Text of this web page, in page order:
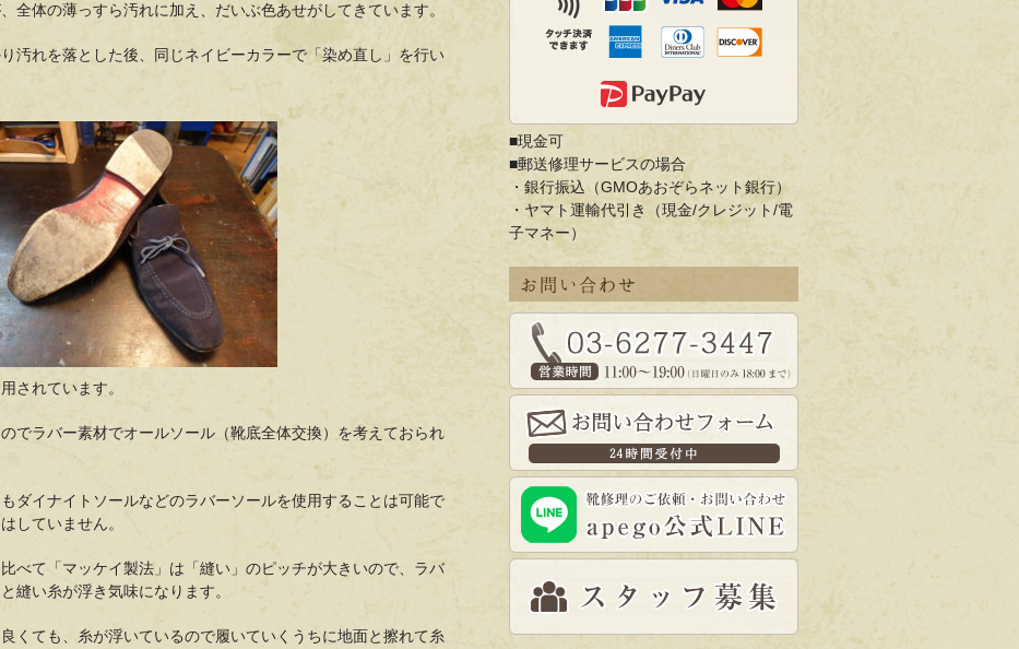
全体の薄っすら汚れに加え、だいぶ色あせがしてきています。
汚れを落とした後、同じネイビーカラーで「染め直し」を行い
されています。
でラバー素材でオールソール（靴底全体交換）を考えておられ
ダイナイトソールなどのラバーソールを使用することは可能で
していません。
べて「マッケイ製法」は「縫い」のピッチが大きいので、ラバ
縫い糸が浮き気味になります。
くても、糸が浮いているので履いていくうちに地面と擦れて糸
■現金可
■郵送修理サービスの場合
・銀行振込（GMOあおぞらネット銀行）
・ヤマト運輸代引き（現金/クレジット/電
子マネー）
お問い合わせ